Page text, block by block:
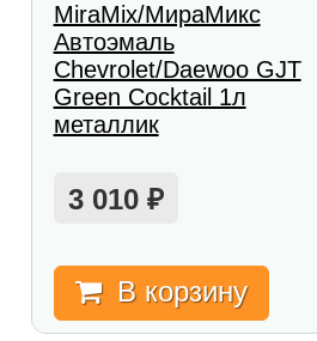
MiraMix/МираМикс
Автоэмаль
Chevrolet/Daewoo GJT
Green Cocktail 1л
металлик
3 010 ₽
В корзину